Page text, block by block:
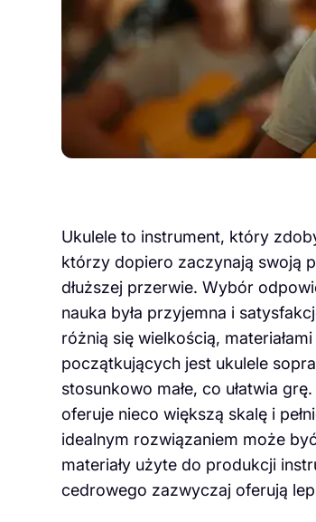
Ukulele to instrument, który
którzy dopiero zaczynają swoją
dłuższej przerwie. Wybór
nauka była przyjemna i
różnią się wielkością,
początkujących jest ukulele
stosunkowo małe, co ułatwia
oferuje nieco większą skalę i
idealnym rozwiązaniem może
materiały użyte do produkcji
cedrowego zazwyczaj oferują